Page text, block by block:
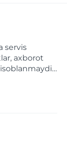
servis
axborot
e'lon
mumkin.